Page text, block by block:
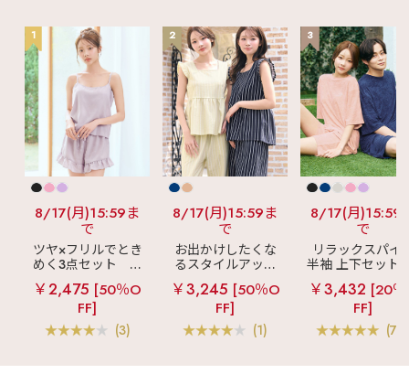
1
8/17(月)15:59ま
で
ツヤ×フリルでとき
めく3点セット
シ
ルキー ショートパ
ンツ 3点セット
￥2,475 [50％O
FF]
(3)
2
8/17(月)15:59ま
で
お出かけしたくな
るスタイルアップ
見え
ストライプ
フリル ロングパン
ツ 綿混 上下セット
￥3,245 [50％O
FF]
(1)
3
8/17(月)15:59
で
リラックスパイ
半袖 上下セット
女兼用サイズ)
￥3,432 [20
FF]